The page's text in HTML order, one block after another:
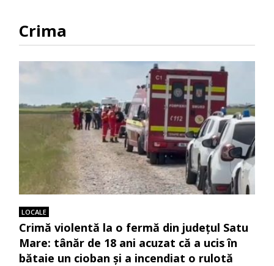
Crima
LOCALE
Crimă violentă la o fermă din județul Satu
Mare: tânăr de 18 ani acuzat că a ucis în
bătaie un cioban și a incendiat o rulotă